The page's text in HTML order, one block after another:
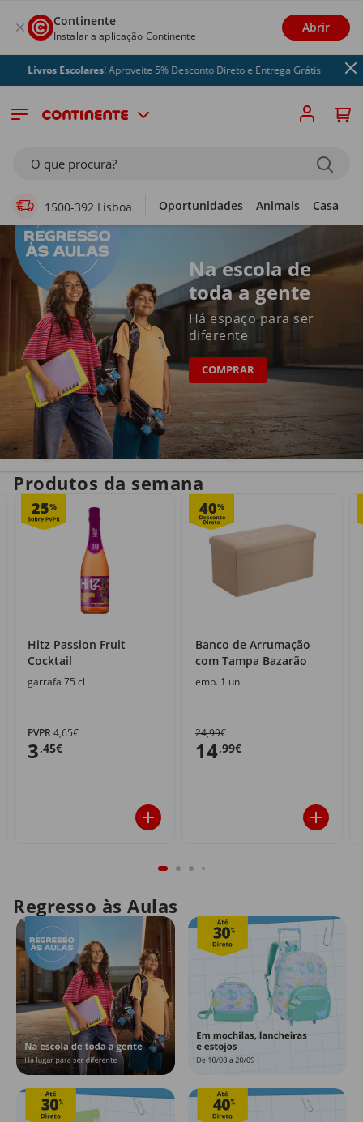
Continente
Instalar a aplicação Continente
Abrir
Escolares! Aproveite 5% Desconto Direto e Entrega Grátis
O que procura?
1500-392 Lisboa Oportunidades Animais Casa
Supermercado Online
Na escola de
toda a gente
Há espaço para ser
diferente
COMPRAR
Entrega em casa
no próprio dia
Recolha grátis
com o Click&Go
Produtos da semana
25%
Hitz Passion Fruit
Cocktail
garrafa 75 cl
PVPR4,65€
3,45€
40%
Banco de Arrumação
com Tampa Bazarão
emb. 1 un
24,99€
14,99€
Regresso às Aulas